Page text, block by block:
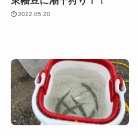
2022.05.20